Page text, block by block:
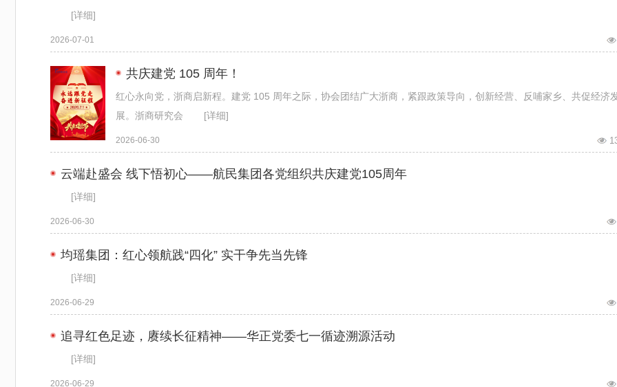
[详细]
2026-07-01
共庆建党 105 周年！
红心永向党，浙商启新程。建党 105 周年之际，协会团结广大浙商，紧跟政策导向，创新经营、反哺家乡、共促经济
展。浙商研究会
[详细]
2026-06-30
云端赴盛会 线下悟初心——航民集团各党组织共庆建党105周年
[详细]
2026-06-30
均瑶集团：红心领航践“四化” 实干争先当先锋
[详细]
2026-06-29
追寻红色足迹，赓续长征精神——华正党委七一循迹溯源活动
[详细]
2026-06-29